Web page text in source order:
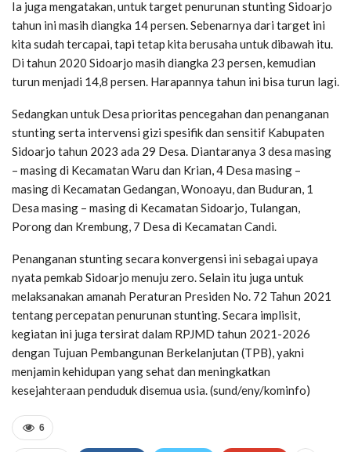
Ia juga mengatakan, untuk target penurunan stunting Sidoarjo
tahun ini masih diangka 14 persen. Sebenarnya dari target ini
kita sudah tercapai, tapi tetap kita berusaha untuk dibawah itu.
Di tahun 2020 Sidoarjo masih diangka 23 persen, kemudian
turun menjadi 14,8 persen. Harapannya tahun ini bisa turun lagi.
Sedangkan untuk Desa prioritas pencegahan dan penanganan
stunting serta intervensi gizi spesifik dan sensitif Kabupaten
Sidoarjo tahun 2023 ada 29 Desa. Diantaranya 3 desa masing
– masing di Kecamatan Waru dan Krian, 4 Desa masing –
masing di Kecamatan Gedangan, Wonoayu, dan Buduran, 1
Desa masing – masing di Kecamatan Sidoarjo, Tulangan,
Porong dan Krembung, 7 Desa di Kecamatan Candi.
Penanganan stunting secara konvergensi ini sebagai upaya
nyata pemkab Sidoarjo menuju zero. Selain itu juga untuk
melaksanakan amanah Peraturan Presiden No. 72 Tahun 2021
tentang percepatan penurunan stunting. Secara implisit,
kegiatan ini juga tersirat dalam RPJMD tahun 2021-2026
dengan Tujuan Pembangunan Berkelanjutan (TPB), yakni
menjamin kehidupan yang sehat dan meningkatkan
kesejahteraan penduduk disemua usia. (sund/eny/kominfo)
6